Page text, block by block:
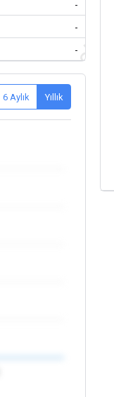
-
-
-
6 Aylık Yıllık